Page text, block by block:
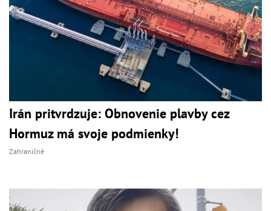
Irán pritvrdzuje: Obnovenie plavby cez
Hormuz má svoje podmienky!
Zahraničné